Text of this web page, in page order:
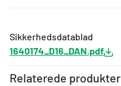
Sikkerhedsdatablad
1640174_D16_DAN.pdf
Relaterede produkter